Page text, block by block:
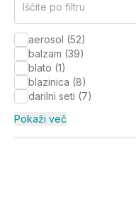
Iščite po filtru
aerosol (52)
balzam (39)
blato (1)
blazinica (8)
darilni seti (7)
Pokaži več